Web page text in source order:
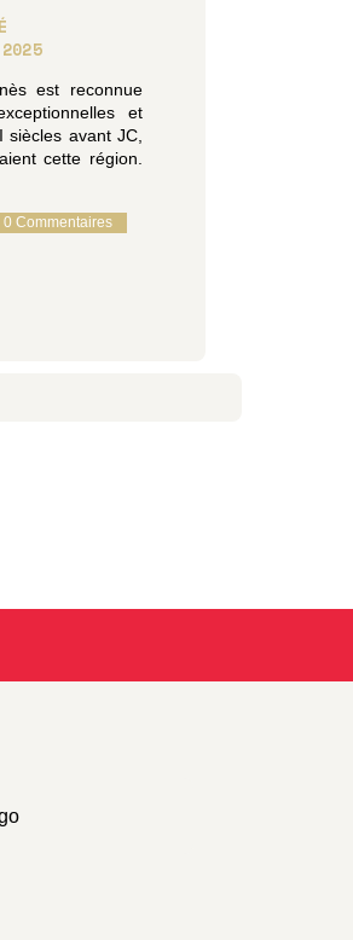
2025
est reconnue
et
avant JC,
cette région.
0 Commentaires